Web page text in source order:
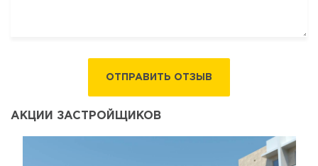
ОТПРАВИТЬ ОТЗЫВ
АКЦИИ ЗАСТРОЙЩИКОВ